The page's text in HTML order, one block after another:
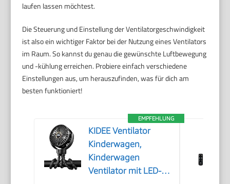
laufen lassen möchtest.
Die Steuerung und Einstellung der Ventilatorgeschwindigkeit
ist also ein wichtiger Faktor bei der Nutzung eines Ventilators
im Raum. So kannst du genau die gewünschte Luftbewegung
und -kühlung erreichen. Probiere einfach verschiedene
Einstellungen aus, um herauszufinden, was für dich am
besten funktioniert!
EMPFEHLUNG
KIDEE Ventilator
Kinderwagen,
Kinderwagen
Ventilator mit LED-